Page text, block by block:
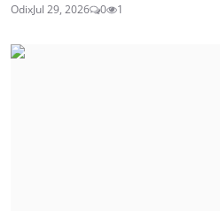
OdixJul 29, 2026 0 1